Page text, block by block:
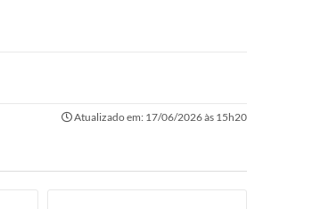
Atualizado em: 17/06/2026 às 15h20